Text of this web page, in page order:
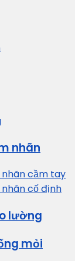
nhãn
cầm tay
cố định
lường
mỏi